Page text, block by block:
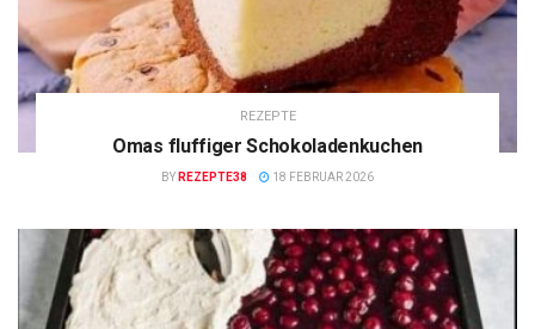
REZEPTE
Omas fluffiger Schokoladenkuchen
BY REZEPTE38 18 FEBRUAR 2026